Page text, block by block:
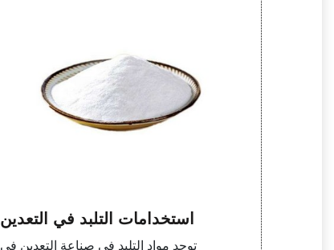
استخدامات التلبد في التعدين
توجد مواد التلبد في صناعة التعدين في